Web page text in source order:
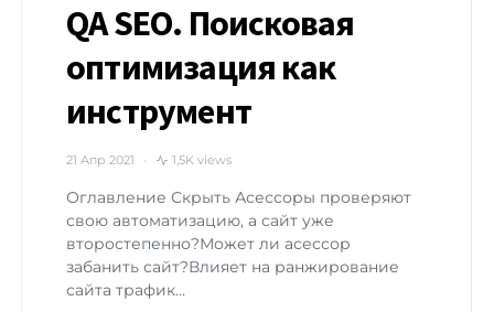
QA SEO. Поисковая
оптимизация как
инструмент
21 Апр 2021 1,5K views
Оглавление Скрыть Асессоры проверяют
свою автоматизацию, а сайт уже
второстепенно?Может ли асессор
забанить сайт?Влияет на ранжирование
сайта трафик…